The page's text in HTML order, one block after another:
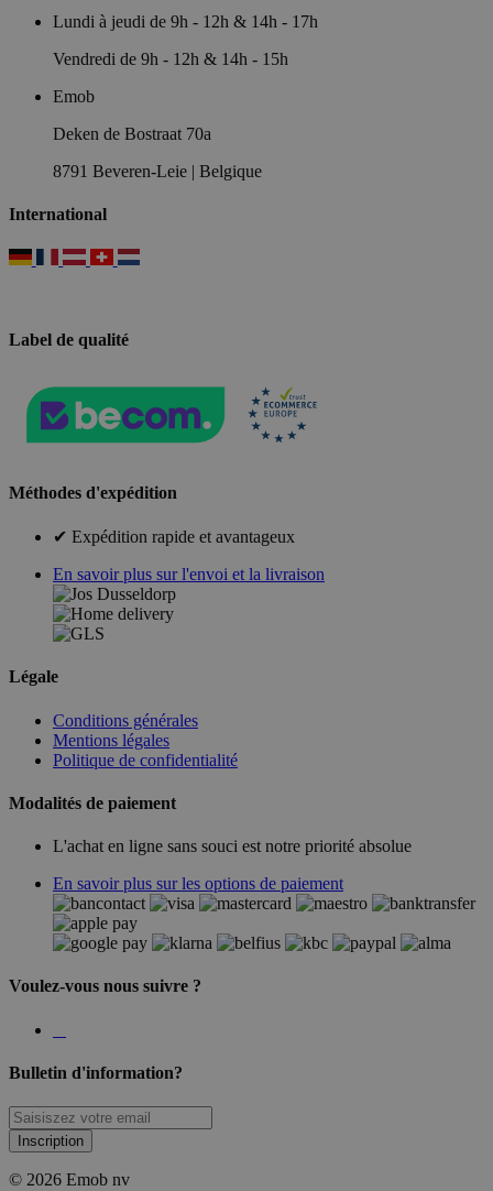
Lundi à jeudi de 9h - 12h & 14h - 17h
Vendredi de 9h - 12h & 14h - 15h
Emob
Deken de Bostraat 70a
8791 Beveren-Leie | Belgique
International
Label de qualité
Méthodes d'expédition
✔ Expédition rapide et avantageux
En savoir plus sur l'envoi et la livraison
Légale
Conditions générales
Mentions légales
Politique de confidentialité
Modalités de paiement
L'achat en ligne sans souci est notre priorité absolue
En savoir plus sur les options de paiement
Voulez-vous nous suivre ?
Bulletin d'information?
Inscription
© 2026 Emob nv